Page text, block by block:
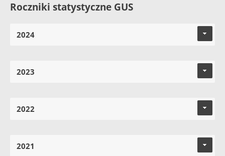
Roczniki statystyczne GUS
2024
2023
2022
2021